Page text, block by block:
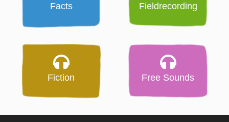
Facts Fieldrecording
Fiction Free Sounds